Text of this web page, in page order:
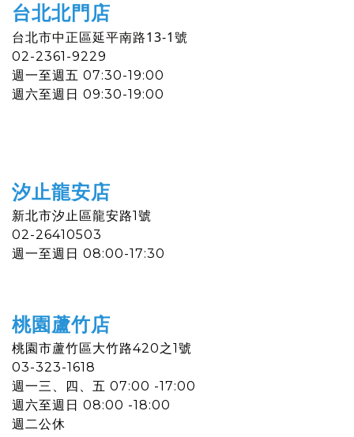
台北北門店
台北市中正區延平南路13-1號
02-2361-9229
週一至週五 07:30-19:00
週六至週日 09:30-19:00
汐止龍安店
新北市汐止區龍安路1號
02-26410503
週一至週日 08:00-17:30
桃園蘆竹店
桃園市蘆竹區大竹路420之1號
03-323-1618
週一三、四、五 07:00 -17:00
週六至週日 08:00 -18:00
週二公休